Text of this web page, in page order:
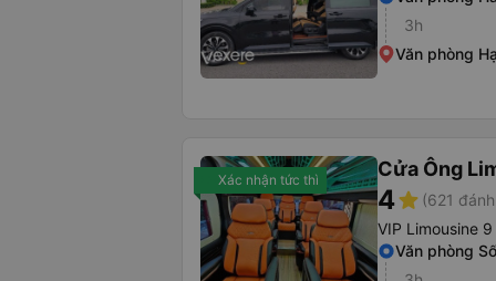
3h
Văn phòng
Xác nhận tức thì Cửa Ông
4star (621
VIP Limousine
Văn phòng